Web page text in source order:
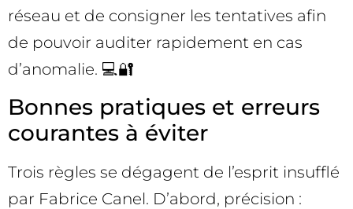
réseau et de consigner les tentatives afin
de pouvoir auditer rapidement en cas
d’anomalie. 💻🔐
Bonnes pratiques et erreurs
courantes à éviter
Trois règles se dégagent de l’esprit insufflé
par Fabrice Canel. D’abord, précision :